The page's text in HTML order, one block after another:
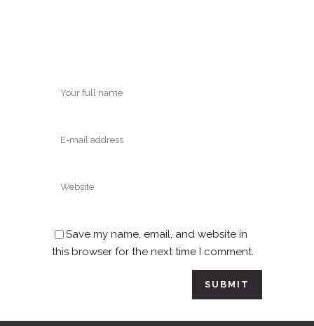
Save my name, email, and website in
this browser for the next time I comment.